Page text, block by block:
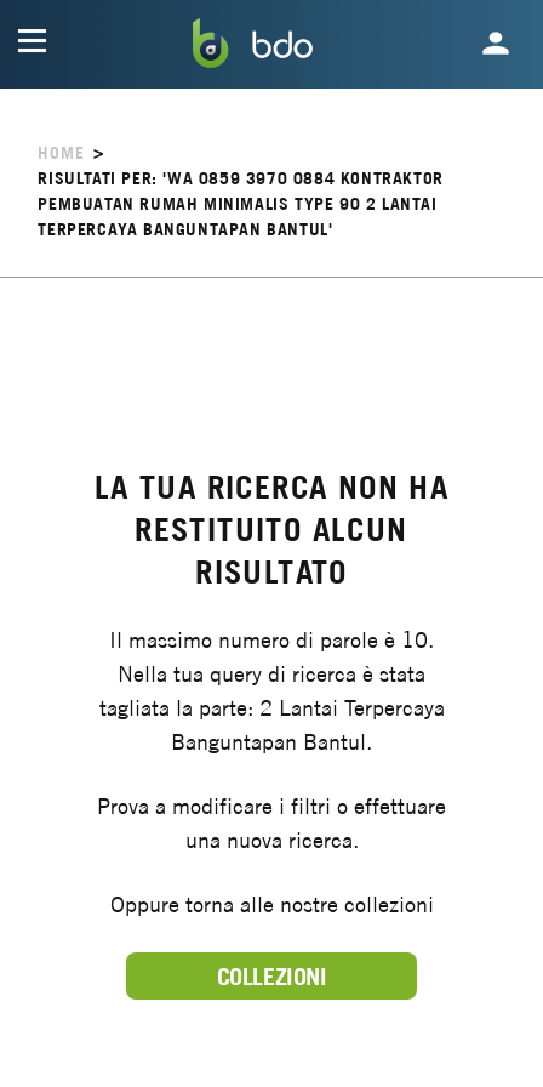
HOME >
RISULTATI PER: 'WA 0859 3970 0884 KONTRAKTOR
PEMBUATAN RUMAH MINIMALIS TYPE 90 2 LANTAI
TERPERCAYA BANGUNTAPAN BANTUL'
LA TUA RICERCA NON HA
RESTITUITO ALCUN
RISULTATO
Il massimo numero di parole è 10.
Nella tua query di ricerca è stata
tagliata la parte: 2 Lantai Terpercaya
Banguntapan Bantul.
Prova a modificare i filtri o effettuare
una nuova ricerca.
Oppure torna alle nostre collezioni
COLLEZIONI